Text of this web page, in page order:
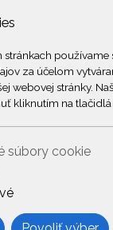
stránkach používame
za účelom
webovej stránky.
kliknutím na tlačidlá
súbory cookie
mayabella s.r.o.,
- Web: